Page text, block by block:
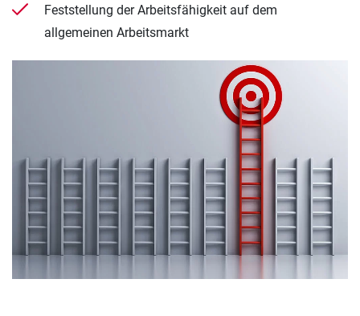
Feststellung der Arbeitsfähigkeit auf dem
allgemeinen Arbeitsmarkt